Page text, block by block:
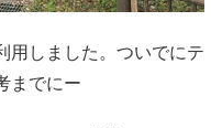
用しました。ついでにテ
までにー